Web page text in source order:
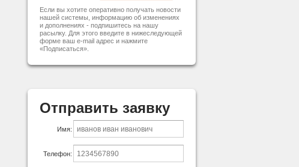
Если вы хотите оперативно получать новости
нашей системы, информацию об изменениях
и дополнениях - подпишитесь на нашу
расылку. Для этого введите в нижеследующей
форме ваш e-mail адрес и нажмите
«Подписаться».
Отправить заявку
Имя:
Телефон: